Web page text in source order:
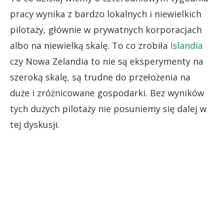
pracy wynika z bardzo lokalnych i niewielkich
pilotaży, głównie w prywatnych korporacjach
albo na niewielką skalę. To co zrobiła Islandia
czy Nowa Zelandia to nie są eksperymenty na
szeroką skalę, są trudne do przełożenia na
duże i zróżnicowane gospodarki. Bez wyników
tych dużych pilotaży nie posuniemy się dalej w
tej dyskusji.